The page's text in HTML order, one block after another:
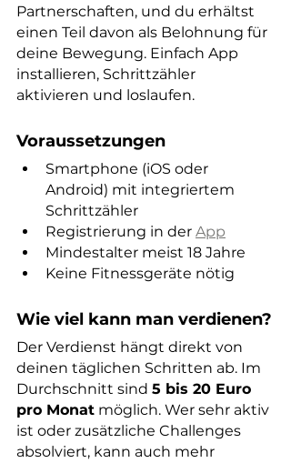
Partnerschaften, und du erhältst
einen Teil davon als Belohnung für
deine Bewegung. Einfach App
installieren, Schrittzähler
aktivieren und loslaufen.
Voraussetzungen
Smartphone (iOS oder
Android) mit integriertem
Schrittzähler
Registrierung in der App
Mindestalter meist 18 Jahre
Keine Fitnessgeräte nötig
Wie viel kann man verdienen?
Der Verdienst hängt direkt von
deinen täglichen Schritten ab. Im
Durchschnitt sind 5 bis 20 Euro
pro Monat möglich. Wer sehr aktiv
ist oder zusätzliche Challenges
absolviert, kann auch mehr